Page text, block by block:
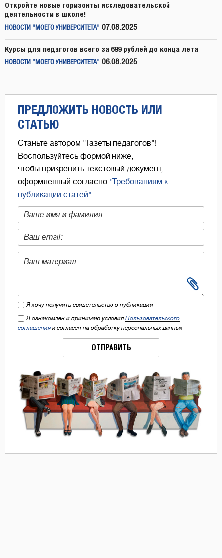
Откройте новые горизонты исследовательской
деятельности в школе!
НОВОСТИ "МОЕГО УНИВЕРСИТЕТА" 07.08.2025
Курсы для педагогов всего за 699 рублей до конца лета
НОВОСТИ "МОЕГО УНИВЕРСИТЕТА" 06.08.2025
ПРЕДЛОЖИТЬ НОВОСТЬ ИЛИ
СТАТЬЮ
Станьте автором "Газеты педагогов"!
Воспользуйтесь формой ниже,
чтобы прикрепить текстовый документ,
оформленный согласно "Требованиям к
публикации статей".
Я хочу получить свидетельство о публикации
Я ознакомлен и принимаю условия Пользовательского
соглашения и согласен на обработку персональных данных
ОТПРАВИТЬ